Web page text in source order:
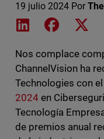
19 julio 2024 Por
Share onShare on
Nos complace
ChannelVision ha
Technologies con el
2024 en
Tecnología
de premios anual